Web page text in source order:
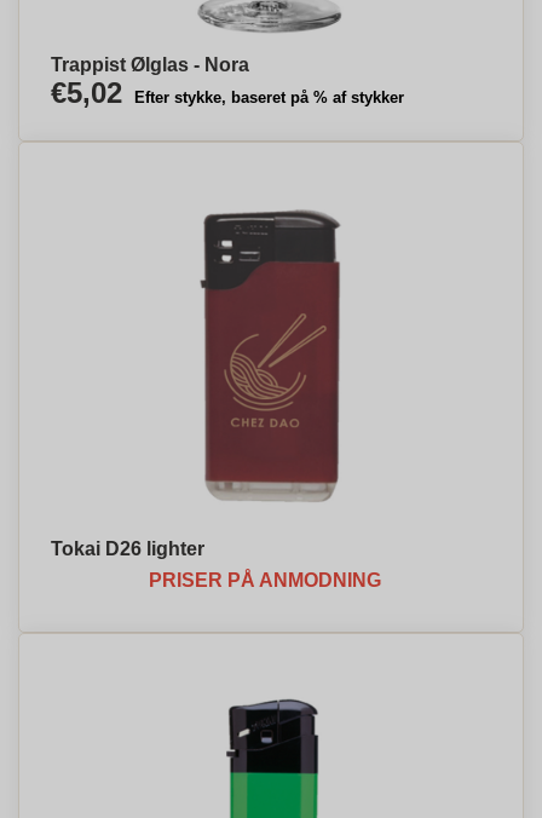
Trappist Ølglas - Nora
€5,02 Efter stykke, baseret på % af stykker
Tokai D26 lighter
PRISER PÅ ANMODNING